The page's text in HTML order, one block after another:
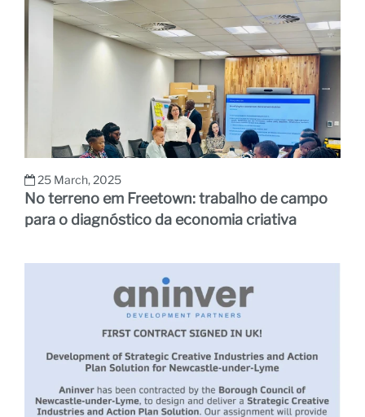
25 March, 2025
No terreno em Freetown: trabalho de campo
para o diagnóstico da economia criativa